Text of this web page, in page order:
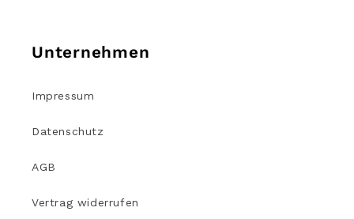
Unternehmen
Impressum
Datenschutz
AGB
Vertrag widerrufen